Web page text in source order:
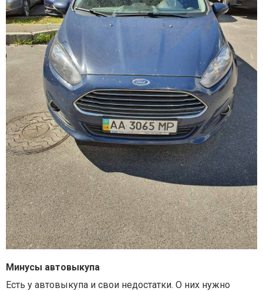
Минусы автовыкупа
Есть у автовыкупа и свои недостатки. О них нужно